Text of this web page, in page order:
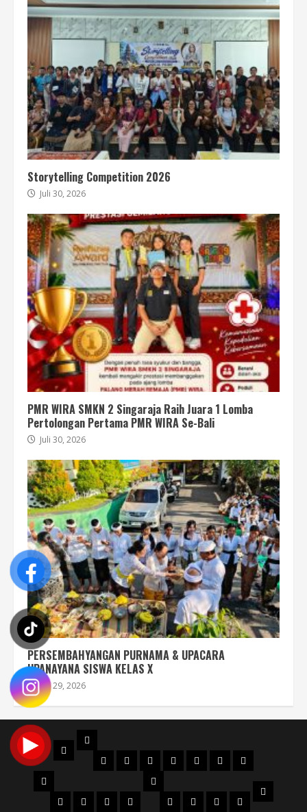
Storytelling Competition 2026
Juli 30, 2026
PMR WIRA SMKN 2 Singaraja Raih Juara 1 Lomba
Pertolongan Pertama PMR WIRA Se-Bali
Juli 30, 2026
PERSEMBAHYANGAN PURNAMA & UPACARA
UPANAYANA SISWA KELAS X
Juli 29, 2026
BERANDA
PROFIL
STRUKTUR
ORGANISASI
DENAHMAPSSEJARAH
AKREDITASI
SERTIFIKAT
FILOSOFI
LOGO
JURUSAN
Perhotelan
KulinerKECANTIKAN
Tata
WKS
WKSWKSWKSWKS
VISI